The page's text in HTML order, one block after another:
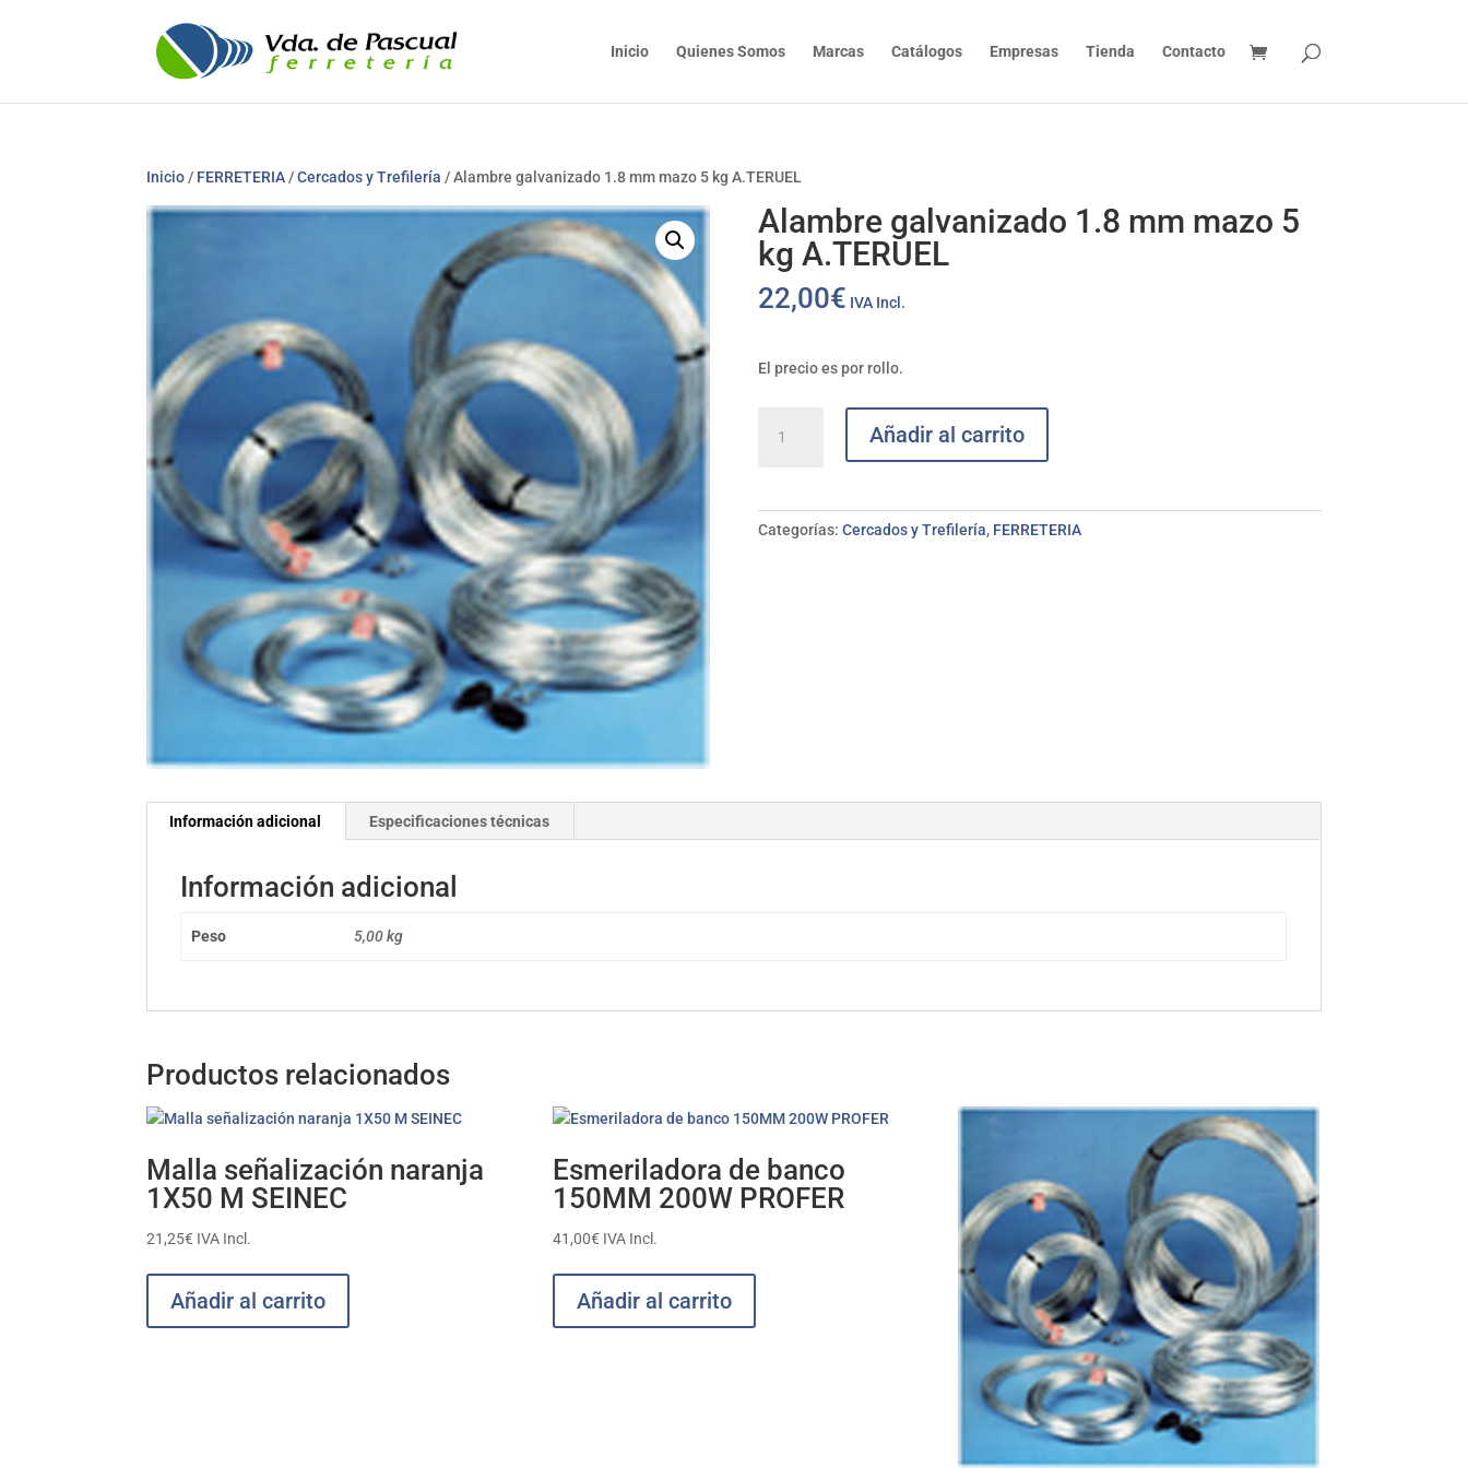
Inicio Quienes Somos Marcas Catálogos Empresas Tienda Contacto
Inicio / FERRETERIA /Cercados y Trefilería / Alambre galvanizado 1.8 mm mazo 5 kg A.TERUEL
Alambre galvanizado 1.8 mm mazo 5
kg A.TERUEL
22,00€ IVA Incl.
El precio es por rollo.
galvanizado
Añadir al carrito
Categorías: Cercados y Trefilería, FERRETERIA
Información adicional Especificaciones técnicas
Información adicional
Peso 5,00 kg
Productos relacionados
Malla señalización naranja
1X50 M SEINEC
21,25€ IVA Incl.
Añadir al carrito
Esmeriladora de banco
150MM 200W PROFER
41,00€ IVA Incl.
Añadir al carrito